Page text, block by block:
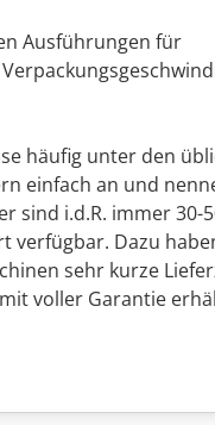
Ausführungen für
häufig unter den
einfach an und
sind i.d.R. immer 30-
verfügbar. Dazu
sehr kurze
voller Garantie